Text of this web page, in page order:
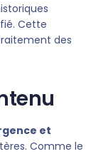
Cette
des
et
Comme le